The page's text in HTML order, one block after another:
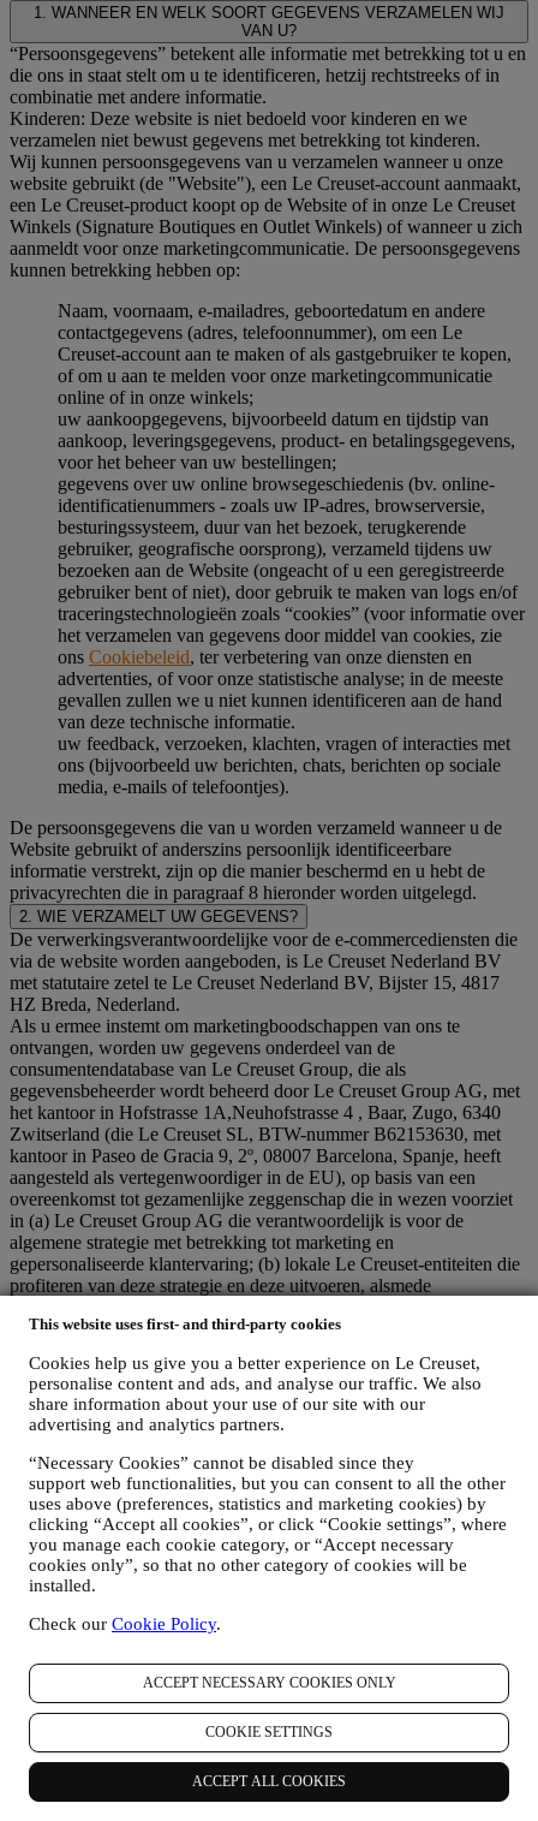
This website uses first- and third-party cookies
Cookies help us give you a better experience on Le Creuset,
personalise content and ads, and analyse our traffic. We also
share information about your use of our site with our
advertising and analytics partners.
“Necessary Cookies” cannot be disabled since they
support web functionalities, but you can consent to all the other
uses above (preferences, statistics and marketing cookies) by
clicking “Accept all cookies”, or click “Cookie settings”, where
you manage each cookie category, or “Accept necessary
cookies only”, so that no other category of cookies will be
installed.
Check our Cookie Policy.
ACCEPT NECESSARY COOKIES ONLY
COOKIE SETTINGS
ACCEPT ALL COOKIES
1. WANNEER EN WELK SOORT GEGEVENS VERZAMELEN WIJ
VAN U?
“Persoonsgegevens” betekent alle informatie met betrekking tot u en
die ons in staat stelt om u te identificeren, hetzij rechtstreeks of in
combinatie met andere informatie.
Kinderen: Deze website is niet bedoeld voor kinderen en we
verzamelen niet bewust gegevens met betrekking tot kinderen.
Wij kunnen persoonsgegevens van u verzamelen wanneer u onze
website gebruikt (de "Website"), een Le Creuset-account aanmaakt,
een Le Creuset-product koopt op de Website of in onze Le Creuset
Winkels (Signature Boutiques en Outlet Winkels) of wanneer u zich
aanmeldt voor onze marketingcommunicatie. De persoonsgegevens
kunnen betrekking hebben op:
Naam, voornaam, e-mailadres, geboortedatum en andere
contactgegevens (adres, telefoonnummer), om een Le
Creuset-account aan te maken of als gastgebruiker te kopen,
of om u aan te melden voor onze marketingcommunicatie
online of in onze winkels;
uw aankoopgegevens, bijvoorbeeld datum en tijdstip van
aankoop, leveringsgegevens, product- en betalingsgegevens,
voor het beheer van uw bestellingen;
gegevens over uw online browsegeschiedenis (bv. online-
identificatienummers - zoals uw IP-adres, browserversie,
besturingssysteem, duur van het bezoek, terugkerende
gebruiker, geografische oorsprong), verzameld tijdens uw
bezoeken aan de Website (ongeacht of u een geregistreerde
gebruiker bent of niet), door gebruik te maken van logs en/of
traceringstechnologieën zoals “cookies” (voor informatie over
het verzamelen van gegevens door middel van cookies, zie
ons Cookiebeleid, ter verbetering van onze diensten en
advertenties, of voor onze statistische analyse; in de meeste
gevallen zullen we u niet kunnen identificeren aan de hand
van deze technische informatie.
uw feedback, verzoeken, klachten, vragen of interacties met
ons (bijvoorbeeld uw berichten, chats, berichten op sociale
media, e-mails of telefoontjes).
De persoonsgegevens die van u worden verzameld wanneer u de
Website gebruikt of anderszins persoonlijk identificeerbare
informatie verstrekt, zijn op die manier beschermd en u hebt de
privacyrechten die in paragraaf 8 hieronder worden uitgelegd.
2. WIE VERZAMELT UW GEGEVENS?
De verwerkingsverantwoordelijke voor de e-commercediensten die
via de website worden aangeboden, is Le Creuset Nederland BV
met statutaire zetel te Le Creuset Nederland BV, Bijster 15, 4817
HZ Breda, Nederland.
Als u ermee instemt om marketingboodschappen van ons te
ontvangen, worden uw gegevens onderdeel van de
consumentendatabase van Le Creuset Group, die als
gegevensbeheerder wordt beheerd door Le Creuset Group AG, met
het kantoor in Hofstrasse 1A,Neuhofstrasse 4 , Baar, Zugo, 6340
Zwitserland (die Le Creuset SL, BTW-nummer B62153630, met
kantoor in Paseo de Gracia 9, 2º, 08007 Barcelona, Spanje, heeft
aangesteld als vertegenwoordiger in de EU), op basis van een
overeenkomst tot gezamenlijke zeggenschap die in wezen voorziet
in (a) Le Creuset Group AG die verantwoordelijk is voor de
algemene strategie met betrekking tot marketing en
gepersonaliseerde klantervaring; (b) lokale Le Creuset-entiteiten die
profiteren van deze strategie en deze uitvoeren, alsmede
lokaal niveau (binnen een bepaald land); (c) beide gezamenlijk
rechten af te handelen.
3. WAAROM VERZAMELEN WIJ DEZE GEGEVENS?
Wij kunnen uw gegevens verwerken voor de volgende doeleinden:
VOOR ONZE WETTELIJKE VERPLICHTINGEN
Mogelijk moeten we bepaalde gegevens over u verwerken om
te voldoen aan onze wettelijke verplichtingen en andere
verplichtingen die voortvloeien uit instructies van de overheid.
OM EEN LE CREUSET-ACCOUNT AAN TE MAKEN
We zullen uw gegevens gebruiken om een Le Creuset-
account aan te maken die u toegang geeft tot een reeks
genieten van onze diensten, zoals sneller afrekenen, meerdere
Elke verwerkingsactiviteit is vereist om ons in staat te stellen
deze diensten aan u als Le Creuset-accounthouder te leveren.
OM UW BESTELLINGEN TE BEHEREN EN OM ONZE
PRODUCTEN, DIENSTEN EN ASSISTENTIE AAN U
TE LEVEREN
Wij zullen uw gegevens gebruiken om onze contractuele
relatie met u, uw aankoop van producten op de Website, uw